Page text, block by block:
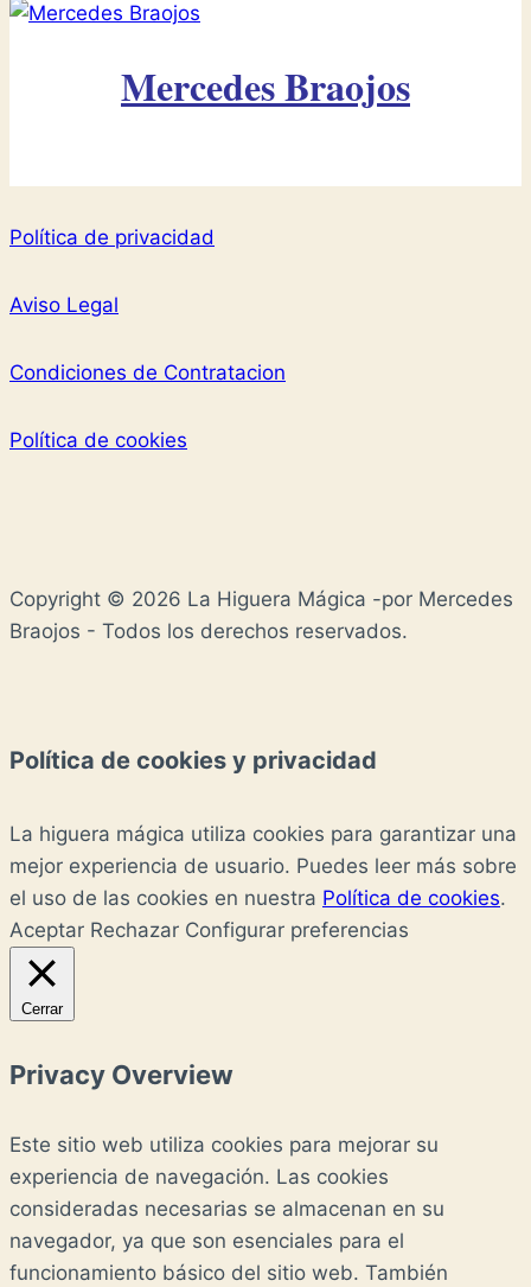
Mercedes Braojos
Política de privacidad
Aviso Legal
Condiciones de Contratacion
Política de cookies
Copyright © 2026 La Higuera Mágica -por Mercedes
Braojos - Todos los derechos reservados.
Política de cookies y privacidad
La higuera mágica utiliza cookies para garantizar una
mejor experiencia de usuario. Puedes leer más sobre
el uso de las cookies en nuestra Política de cookies.
Aceptar Rechazar Configurar preferencias
Cerrar
Privacy Overview
Este sitio web utiliza cookies para mejorar su
experiencia de navegación. Las cookies
consideradas necesarias se almacenan en su
navegador, ya que son esenciales para el
funcionamiento básico del sitio web. También